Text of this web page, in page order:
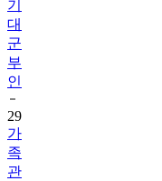
기
대
군
부
인
29
가
족
관